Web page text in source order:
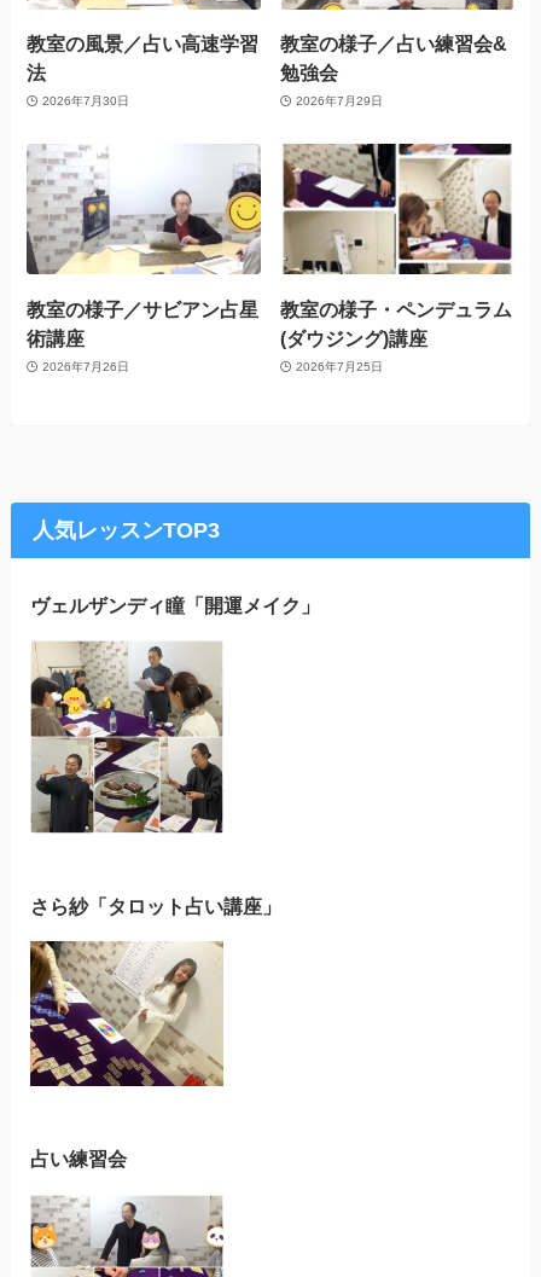
教室の風景／占い高速学習
法
2026年7月30日
教室の様子／占い練習会&
勉強会
2026年7月29日
教室の様子／サビアン占星
術講座
2026年7月26日
教室の様子・ペンデュラム
(ダウジング)講座
2026年7月25日
人気レッスンTOP3
ヴェルザンディ瞳「開運メイク」
さら紗「タロット占い講座」
占い練習会